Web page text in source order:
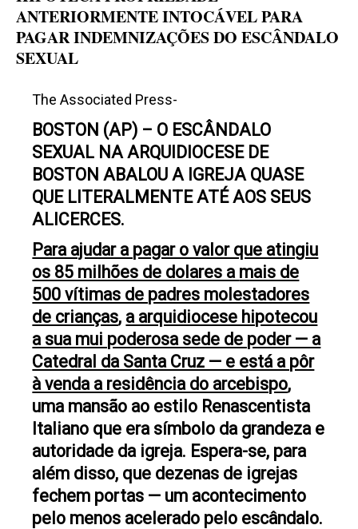
ANTERIORMENTE INTOCÁVEL PARA
PAGAR INDEMNIZAÇÕES DO ESCÂNDALO
SEXUAL
The Associated Press-
BOSTON (AP) – O ESCÂNDALO
SEXUAL NA ARQUIDIOCESE DE
BOSTON ABALOU A IGREJA QUASE
QUE LITERALMENTE ATÉ AOS SEUS
ALICERCES.
Para ajudar a pagar o valor que atingiu
os 85 milhões de dolares a mais de
500 vítimas de padres molestadores
de crianças, a arquidiocese hipotecou
a sua mui poderosa sede de poder — a
Catedral da Santa Cruz — e está a pôr
à venda a residência do arcebispo,
uma mansão ao estilo Renascentista
Italiano que era símbolo da grandeza e
autoridade da igreja. Espera-se, para
além disso, que dezenas de igrejas
fechem portas — um acontecimento
pelo menos acelerado pelo escândalo.